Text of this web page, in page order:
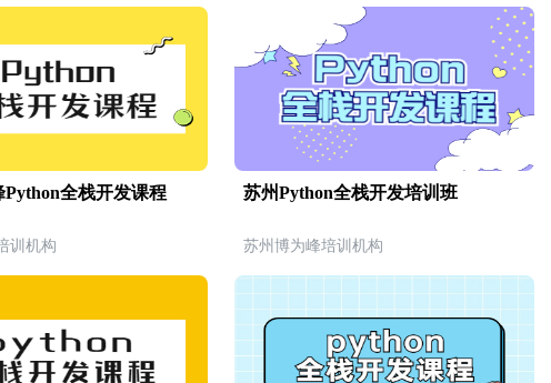
Python全栈开发课程
训机构
苏州Python全栈开发培训班
苏州博为峰培训机构